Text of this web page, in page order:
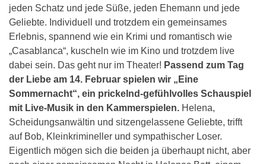
jeden Schatz und jede Süße, jeden Ehemann und jede
Geliebte. Individuell und trotzdem ein gemeinsames
Erlebnis, spannend wie ein Krimi und romantisch wie
„Casablanca“, kuscheln wie im Kino und trotzdem live
dabei sein. Das geht nur im Theater! Passend zum Tag
der Liebe am 14. Februar spielen wir „Eine
Sommernacht“, ein prickelnd-gefühlvolles Schauspiel
mit Live-Musik in den Kammerspielen. Helena,
Scheidungsanwältin und sitzengelassene Geliebte, trifft
auf Bob, Kleinkrimineller und sympathischer Loser.
Eigentlich mögen sich die beiden ja überhaupt nicht, aber